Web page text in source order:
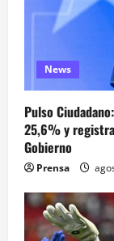
News
Pulso
25,6% y
Gobierno
Prensa